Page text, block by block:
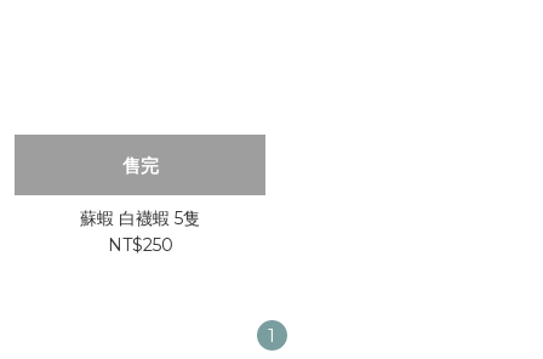
售完
蘇蝦 白襪蝦 5隻
NT$250
1